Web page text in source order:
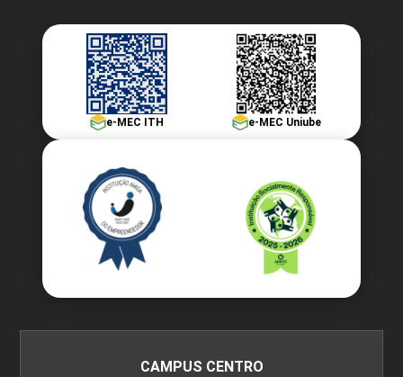
e-MEC ITH e-MEC Uniube
CAMPUS CENTRO